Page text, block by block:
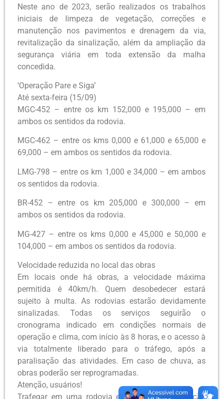
Neste ano de 2023, serão realizados os trabalhos
iniciais de limpeza de vegetação, correções e
manutenção nos pavimentos e drenagem da via,
revitalização da sinalização, além da ampliação da
segurança viária em toda extensão da malha
concedida.
‘Operação Pare e Siga’
Até sexta-feira (15/09)
MGC-452 – entre os km 152,000 e 195,000 – em
ambos os sentidos da rodovia.
MGC-462 – entre os kms 0,000 e 61,000 e 65,000 e
69,000 – em ambos os sentidos da rodovia.
LMG-798 – entre os km 1,000 e 34,000 – em ambos
os sentidos da rodovia.
BR-452 – entre os km 205,000 e 300,000 – em
ambos os sentidos da rodovia.
MG-427 – entre os kms 0,000 e 45,000 e 50,000 e
104,000 – em ambos os sentidos da rodovia.
Velocidade reduzida no local das obras
Em locais onde há obras, a velocidade máxima
permitida é 40km/h. Quem desobedecer estará
sujeito à multa. As rodovias estarão devidamente
sinalizadas. Todas os serviços seguirão o
cronograma indicado em condições normais de
operação e clima, com início às 8 horas, e o acesso à
via totalmente liberado para o tráfego, após a
paralisação das atividades. Em caso de chuva, as
obras poderão ser reprogramadas.
Atenção, usuários!
Trafegar em uma rodovia em obras exige atenção